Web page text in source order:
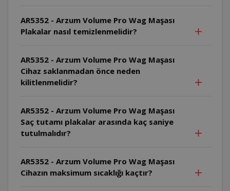
AR5352 - Arzum Volume Pro Wag Maşası
Plakalar nasıl temizlenmelidir?
AR5352 - Arzum Volume Pro Wag Maşası
Cihaz saklanmadan önce neden
kilitlenmelidir?
AR5352 - Arzum Volume Pro Wag Maşası
Saç tutamı plakalar arasında kaç saniye
tutulmalıdır?
AR5352 - Arzum Volume Pro Wag Maşası
Cihazın maksimum sıcaklığı kaçtır?